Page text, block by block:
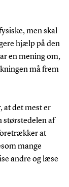
men skal
hjælppå den
en mening om,
må frem
at det mest er
størstedelen af
at
mange
andre og læse